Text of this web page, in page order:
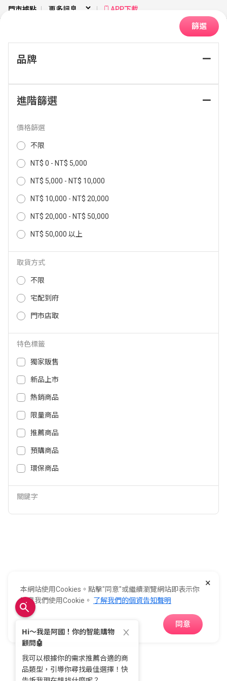
門市據點 APP下載
篩選
品牌
進階篩選
價格篩選
不限
NT$ 0 - NT$ 5,000
NT$ 5,000 - NT$ 10,000
NT$ 10,000 - NT$ 20,000
NT$ 20,000 - NT$ 50,000
NT$ 50,000 以上
取貨方式
不限
宅配到府
門市店取
特色標籤
獨家販售
新品上市
熱銷商品
限量商品
推薦商品
預購商品
環保商品
關鍵字
排序：
2
NT$349
4-K
會員服務
購物須知
客服中心
加入全國
Copyright ©2026© E-Life Co., Ltd. All Rights Reserved.
首頁 分類 購物車
×
本網站使用Cookies。點擊"同意"或繼續瀏覽網站即表示你
同意我們使用Cookie。 了解我們的個資告知聲明
同意